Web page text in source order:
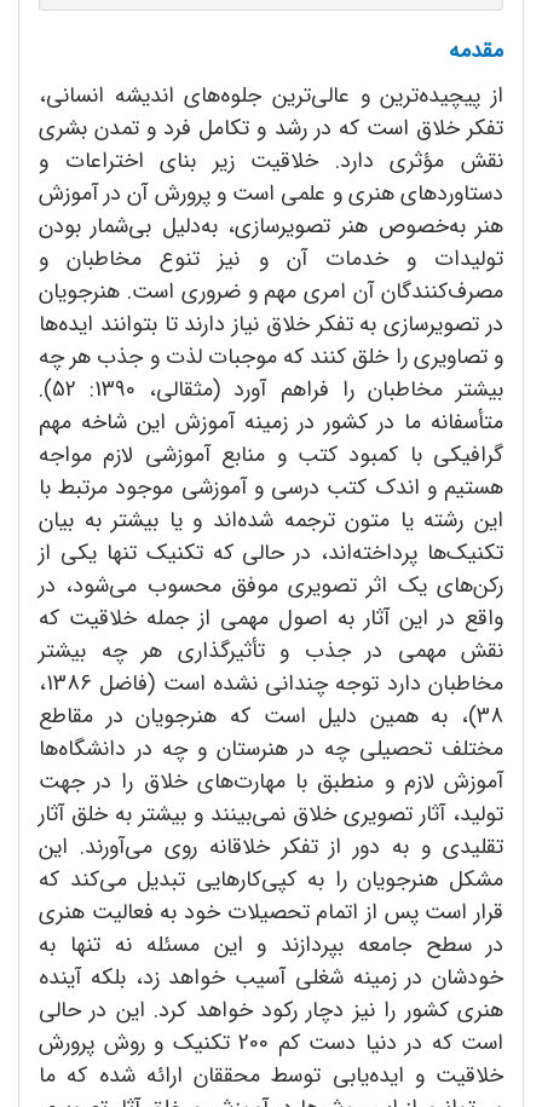
مقدمه
از پیچیده‌ترین و عالی‌ترین جلوه‌های اندیشه انسانی،
تفکر خلاق است که در رشد و تکامل فرد و تمدن بشری
نقش مؤثری دارد. خلاقیت زیر بنای اختراعات و
دستاوردهای هنری و علمی است و پرورش آن در آموزش
هنر به‌خصوص هنر تصویرسازی، به‌دلیل بی‌شمار بودن
تولیدات و خدمات آن و نیز تنوع مخاطبان و
مصرف‌کنندگان آن امری مهم و ضروری است. هنرجویان
در تصویرسازی به تفکر خلاق نیاز دارند تا بتوانند ایده‌ها
و تصاویری را خلق کنند که موجبات لذت و جذب هر چه
بیشتر مخاطبان را فراهم آورد (مثقالی، 1390: 52).
متأسفانه ما در کشور در زمینه آموزش این شاخه مهم
گرافیکی با کمبود کتب و منابع آموزشی لازم مواجه
هستیم و اندک کتب درسی و آموزشی موجود مرتبط با
این رشته یا متون ترجمه شده‌اند و یا بیشتر به بیان
تکنیک‌ها پرداخته‌اند، در حالی که تکنیک تنها یکی از
رکن‌های یک اثر تصویری موفق محسوب می‌شود، در
واقع در این آثار به اصول مهمی از جمله خلاقیت که
نقش مهمی در جذب و تأثیرگذاری هر چه بیشتر
مخاطبان دارد توجه چندانی نشده است (فاضل 1386،
38)، به همین دلیل است که هنرجویان در مقاطع
مختلف تحصیلی چه در هنرستان و چه در دانشگاه‌ها
آموزش لازم و منطبق با مهارت‌های خلاق را در جهت
تولید، آثار تصویری خلاق نمی‌بینند و بیشتر به خلق آثار
تقلیدی و به دور از تفکر خلاقانه روی می‌آورند. این
مشکل هنرجویان را به کپی‌کارهایی تبدیل می‌کند که
قرار است پس از اتمام تحصیلات خود به فعالیت‌ هنری
در سطح جامعه بپردازند و این مسئله نه تنها به
خودشان در زمینه‌ شغلی آسیب‌ خواهد زد، بلکه آینده
هنری کشور را نیز دچار رکود خواهد کرد. این در حالی
است که در دنیا دست کم 200 تکنیک و روش پرورش
خلاقیت و ایده‌یابی توسط محققان ارائه شده که ما